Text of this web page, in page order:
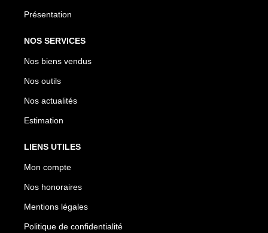
Présentation
NOS SERVICES
Nos biens vendus
Nos outils
Nos actualités
Estimation
LIENS UTILES
Mon compte
Nos honoraires
Mentions légales
Politique de confidentialité